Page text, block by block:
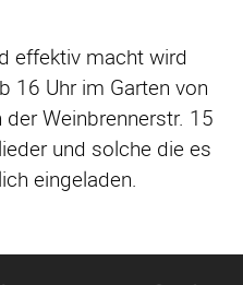
effektiv macht wird
16 Uhr im Garten von
Weinbrennerstr. 15
und solche die es
eingeladen.